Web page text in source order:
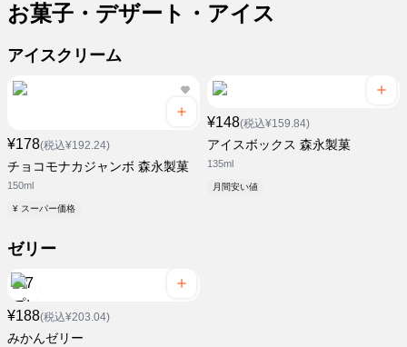
お菓子・デザート・アイス
アイスクリーム
¥178(税込¥192.24)
チョコモナカジャンボ 森永製菓
150ml
¥ スーパー価格
¥148(税込¥159.84)
アイスボックス 森永製菓
135ml
月間安い値
ゼリー
¥188(税込¥203.04)
みかんゼリー